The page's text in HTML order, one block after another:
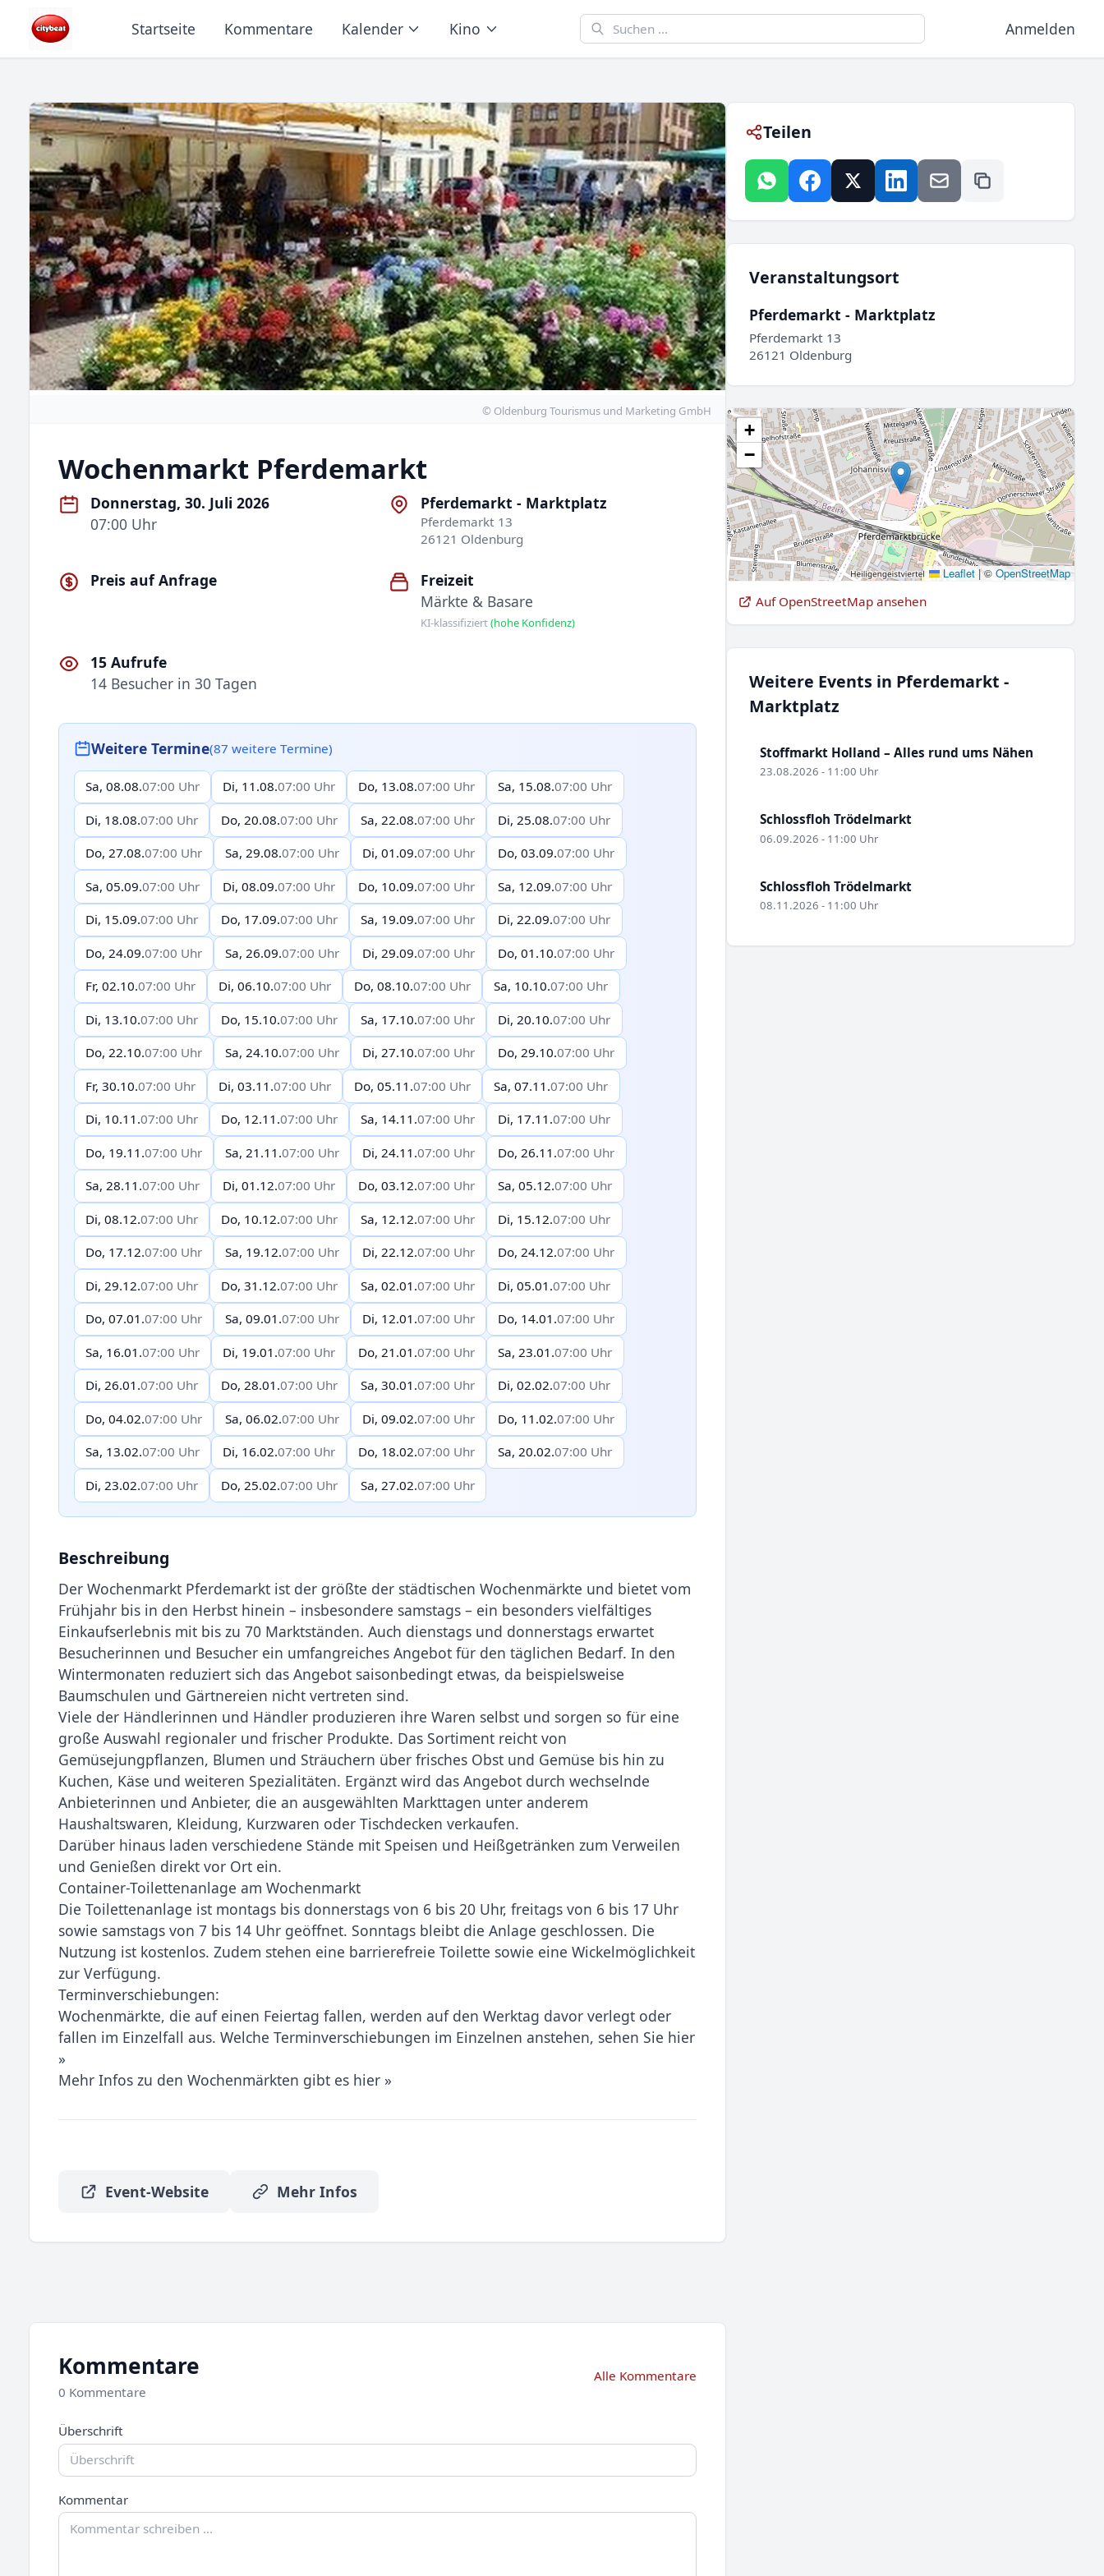
Startseite Kommentare Kalender Kino Anmelden
© Oldenburg Tourismus und Marketing GmbH
Wochenmarkt Pferdemarkt
Donnerstag, 30. Juli 2026
07:00 Uhr
Pferdemarkt - Marktplatz
Pferdemarkt 13
26121 Oldenburg
Preis auf Anfrage
Freizeit
Märkte & Basare
KI-klassifiziert(hohe Konfidenz)
15 Aufrufe
14 Besucher in 30 Tagen
Weitere Termine(87 weitere Termine)
Sa, 08.08.07:00 Uhr Di, 11.08.07:00 Uhr Do, 13.08.07:00 Uhr Sa, 15.08.07:00 Uhr
Di, 18.08.07:00 Uhr Do, 20.08.07:00 Uhr Sa, 22.08.07:00 Uhr Di, 25.08.07:00 Uhr
Do, 27.08.07:00 Uhr Sa, 29.08.07:00 Uhr Di, 01.09.07:00 Uhr Do, 03.09.07:00 Uhr
Sa, 05.09.07:00 Uhr Di, 08.09.07:00 Uhr Do, 10.09.07:00 Uhr Sa, 12.09.07:00 Uhr
Di, 15.09.07:00 Uhr Do, 17.09.07:00 Uhr Sa, 19.09.07:00 Uhr Di, 22.09.07:00 Uhr
Do, 24.09.07:00 Uhr Sa, 26.09.07:00 Uhr Di, 29.09.07:00 Uhr Do, 01.10.07:00 Uhr
Fr, 02.10.07:00 Uhr Di, 06.10.07:00 Uhr Do, 08.10.07:00 Uhr Sa, 10.10.07:00 Uhr
Di, 13.10.07:00 Uhr Do, 15.10.07:00 Uhr Sa, 17.10.07:00 Uhr Di, 20.10.07:00 Uhr
Do, 22.10.07:00 Uhr Sa, 24.10.07:00 Uhr Di, 27.10.07:00 Uhr Do, 29.10.07:00 Uhr
Fr, 30.10.07:00 Uhr Di, 03.11.07:00 Uhr Do, 05.11.07:00 Uhr Sa, 07.11.07:00 Uhr
Di, 10.11.07:00 Uhr Do, 12.11.07:00 Uhr Sa, 14.11.07:00 Uhr Di, 17.11.07:00 Uhr
Do, 19.11.07:00 Uhr Sa, 21.11.07:00 Uhr Di, 24.11.07:00 Uhr Do, 26.11.07:00 Uhr
Sa, 28.11.07:00 Uhr Di, 01.12.07:00 Uhr Do, 03.12.07:00 Uhr Sa, 05.12.07:00 Uhr
Di, 08.12.07:00 Uhr Do, 10.12.07:00 Uhr Sa, 12.12.07:00 Uhr Di, 15.12.07:00 Uhr
Do, 17.12.07:00 Uhr Sa, 19.12.07:00 Uhr Di, 22.12.07:00 Uhr Do, 24.12.07:00 Uhr
Di, 29.12.07:00 Uhr Do, 31.12.07:00 Uhr Sa, 02.01.07:00 Uhr Di, 05.01.07:00 Uhr
Do, 07.01.07:00 Uhr Sa, 09.01.07:00 Uhr Di, 12.01.07:00 Uhr Do, 14.01.07:00 Uhr
Sa, 16.01.07:00 Uhr Di, 19.01.07:00 Uhr Do, 21.01.07:00 Uhr Sa, 23.01.07:00 Uhr
Di, 26.01.07:00 Uhr Do, 28.01.07:00 Uhr Sa, 30.01.07:00 Uhr Di, 02.02.07:00 Uhr
Do, 04.02.07:00 Uhr Sa, 06.02.07:00 Uhr Di, 09.02.07:00 Uhr Do, 11.02.07:00 Uhr
Sa, 13.02.07:00 Uhr Di, 16.02.07:00 Uhr Do, 18.02.07:00 Uhr Sa, 20.02.07:00 Uhr
Di, 23.02.07:00 Uhr Do, 25.02.07:00 Uhr Sa, 27.02.07:00 Uhr
Beschreibung
Der Wochenmarkt Pferdemarkt ist der größte der städtischen Wochenmärkte und bietet vom
Frühjahr bis in den Herbst hinein – insbesondere samstags – ein besonders vielfältiges
Einkaufserlebnis mit bis zu 70 Marktständen. Auch dienstags und donnerstags erwartet
Besucherinnen und Besucher ein umfangreiches Angebot für den täglichen Bedarf. In den
Wintermonaten reduziert sich das Angebot saisonbedingt etwas, da beispielsweise
Baumschulen und Gärtnereien nicht vertreten sind.
Viele der Händlerinnen und Händler produzieren ihre Waren selbst und sorgen so für eine
große Auswahl regionaler und frischer Produkte. Das Sortiment reicht von
Gemüsejungpflanzen, Blumen und Sträuchern über frisches Obst und Gemüse bis hin zu
Kuchen, Käse und weiteren Spezialitäten. Ergänzt wird das Angebot durch wechselnde
Anbieterinnen und Anbieter, die an ausgewählten Markttagen unter anderem
Haushaltswaren, Kleidung, Kurzwaren oder Tischdecken verkaufen.
Darüber hinaus laden verschiedene Stände mit Speisen und Heißgetränken zum Verweilen
und Genießen direkt vor Ort ein.
Container-Toilettenanlage am Wochenmarkt
Die Toilettenanlage ist montags bis donnerstags von 6 bis 20 Uhr, freitags von 6 bis 17 Uhr
sowie samstags von 7 bis 14 Uhr geöffnet. Sonntags bleibt die Anlage geschlossen. Die
Nutzung ist kostenlos. Zudem stehen eine barrierefreie Toilette sowie eine Wickelmöglichkeit
zur Verfügung.
Terminverschiebungen:
Wochenmärkte, die auf einen Feiertag fallen, werden auf den Werktag davor verlegt oder
fallen im Einzelfall aus. Welche Terminverschiebungen im Einzelnen anstehen, sehen Sie hier
»
Mehr Infos zu den Wochenmärkten gibt es hier »
Event-Website Mehr Infos
Teilen
Veranstaltungsort
Pferdemarkt - Marktplatz
Pferdemarkt 13
26121 Oldenburg
+
−
Leaflet |© OpenStreetMap
Auf OpenStreetMap ansehen
Weitere Events in Pferdemarkt -
Marktplatz
Stoffmarkt Holland – Alles rund ums Nähen
23.08.2026 - 11:00 Uhr
Schlossfloh Trödelmarkt
06.09.2026 - 11:00 Uhr
Schlossfloh Trödelmarkt
08.11.2026 - 11:00 Uhr
Kommentare
0 Kommentare
Alle Kommentare
Überschrift
Kommentar